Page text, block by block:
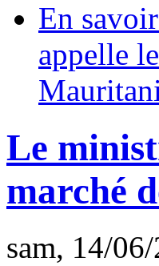
En
appelle
Le
marché
sam, 14/